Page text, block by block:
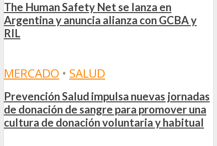
The Human Safety Net se lanza en
Argentina y anuncia alianza con GCBA y
RIL
MERCADO • SALUD
Prevención Salud impulsa nuevas jornadas
de donación de sangre para promover una
cultura de donación voluntaria y habitual